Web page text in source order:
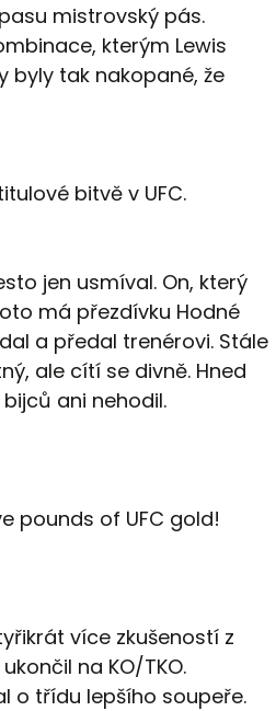
mistrovský pás.
kterým Lewis
byly tak nakopané, že
bitvě v UFC.
jen usmíval. On, který
má přezdívku Hodné
a předal trenérovi. Stále
ale cítí se divně. Hned
ani nehodil.
pounds of UFC gold!
více zkušeností z
na KO/TKO.
o třídu lepšího soupeře.